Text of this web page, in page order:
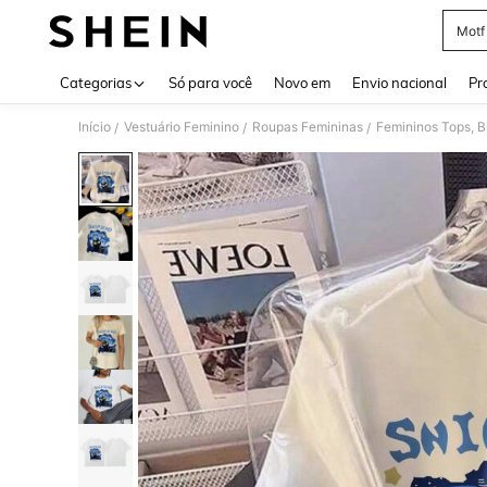
Motf
Categorias Só para você Novo em Envio nacional
Início / Vestuário Feminino / Roupas Femininas / Femininos Tops,